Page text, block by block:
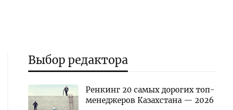
Выбор редактора
Ренкинг 20 самых дорогих топ-
менеджеров Казахстана — 2026